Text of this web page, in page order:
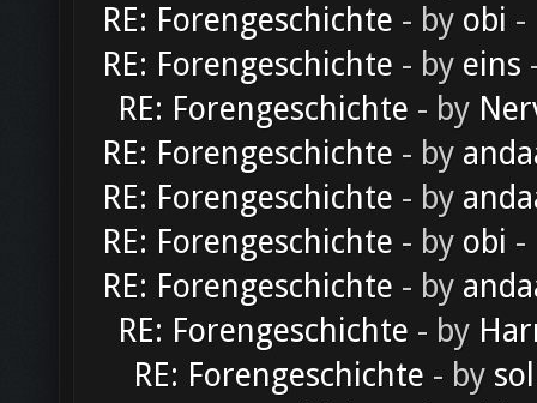
RE: Forengeschichte - by obi -
RE: Forengeschichte - by eins
RE: Forengeschichte - by
RE: Forengeschichte - by
RE: Forengeschichte - by
RE: Forengeschichte - by obi -
RE: Forengeschichte - by
RE: Forengeschichte - by
RE: Forengeschichte - by